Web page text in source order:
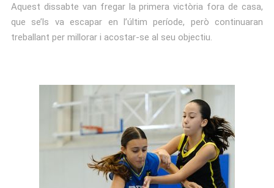
Aquest dissabte van fregar la primera victòria fora de casa,
que se’ls va escapar en l’últim període, però continuaran
treballant per millorar i acostar-se al seu objectiu.